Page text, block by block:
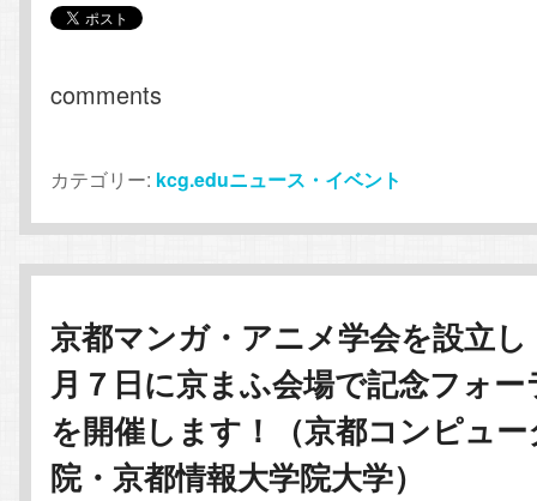
comments
カテゴリー: kcg.eduニュース・イベント
京都マンガ・アニメ学会を設立し
月７日に京まふ会場で記念フォー
を開催します！（京都コンピュ
院・京都情報大学院大学）